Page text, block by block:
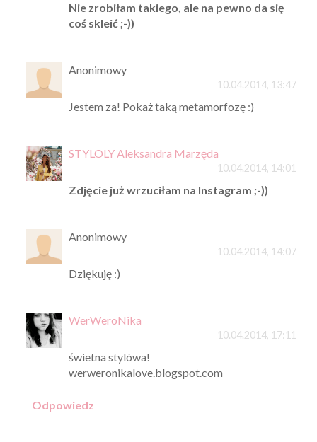
Nie zrobiłam takiego, ale na pewno da się
coś skleić ;-))
Anonimowy
10.04.2014, 13:47
Jestem za! Pokaż taką metamorfozę :)
STYLOLY Aleksandra Marzęda
10.04.2014, 14:01
Zdjęcie już wrzuciłam na Instagram ;-))
Anonimowy
10.04.2014, 14:07
Dziękuję :)
WerWeroNika
10.04.2014, 17:11
świetna stylówa!
werweronikalove.blogspot.com
Odpowiedz